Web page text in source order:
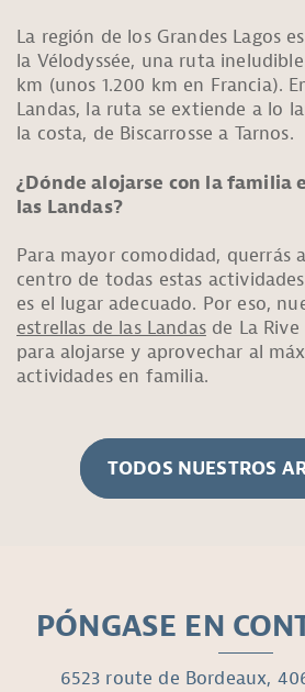
La región de los Grandes Lagos
la Vélodyssée, una ruta
km (unos 1.200 km en Francia).
Landas, la ruta se extiende a lo
la costa, de Biscarrosse a Tarnos.
¿Dónde alojarse con la familia
las Landas?
Para mayor comodidad, querrás
centro de todas estas
es el lugar adecuado. Por eso,
estrellas de las Landasde La Rive
para alojarse y aprovechar al
actividades en familia.
TODOS NUESTROS
PÓNGASE EN
6523 route de Bordeaux,